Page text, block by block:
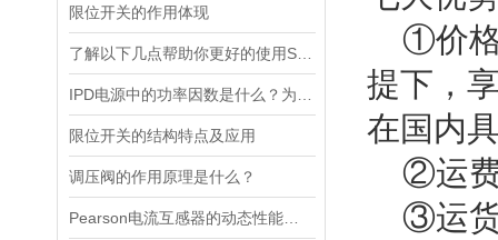
限位开关的作用体现
限位开关的结构特点及应用
调压阀的作用原理是什么？
①价格
提下，
在国内
②运费
③运货